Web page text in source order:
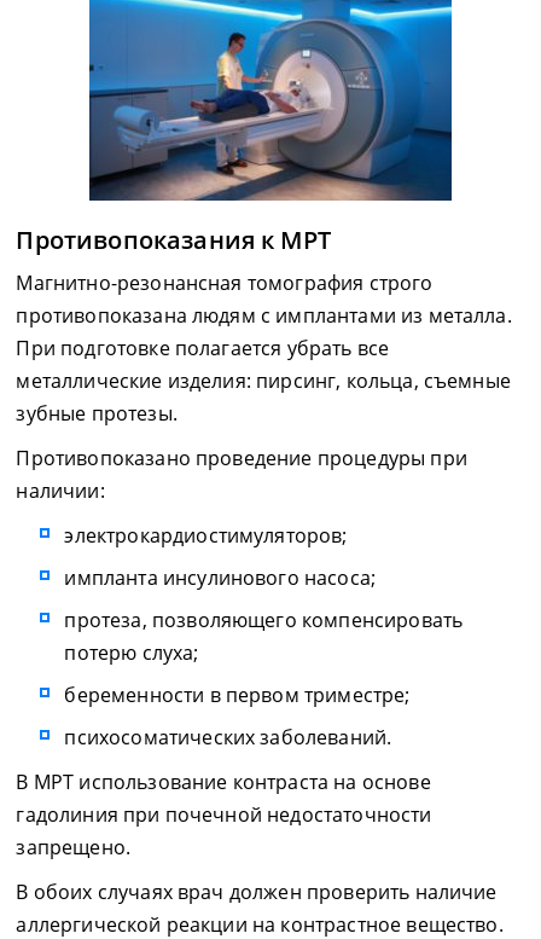
Противопоказания к МРТ
Магнитно-резонансная томография строго
противопоказана людям с имплантами из металла.
При подготовке полагается убрать все
металлические изделия: пирсинг, кольца, съемные
зубные протезы.
Противопоказано проведение процедуры при
наличии:
электрокардиостимуляторов;
импланта инсулинового насоса;
протеза, позволяющего компенсировать
потерю слуха;
беременности в первом триместре;
психосоматических заболеваний.
В МРТ использование контраста на основе
гадолиния при почечной недостаточности
запрещено.
В обоих случаях врач должен проверить наличие
аллергической реакции на контрастное вещество.